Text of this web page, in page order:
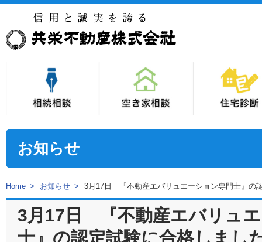
1.相続対策は、不動産の「分割対策」を最優先しましょう！
2.不良不動産の相続は、費用負担の先送りです！
3.生前に、不良不動産を優良資産に換えておきましょう！
4.相続発生後にできることも、「生前実行」しておきましょう！
5.不動産の円満な相続は、不動産の専門家にお任せください！
空き家の総合相談は、当社の『空き家相
空き家の総合診断なら、当社の『空き家
空き家が活用されない理由はさまざま。
空き家を売却した場合の譲渡所得税には
住宅診断とは
住宅診断の様子
住宅診断項目
不具合の実例集
料金表
注意事項
住宅を売却した
中古住宅を購入
ホームインスペ
お知らせ
Home お知らせ 3月17日 『不動産エバリュエーション専門士』の
3月17日 『不動産エバリュ
士』の認定試験に合格しまし